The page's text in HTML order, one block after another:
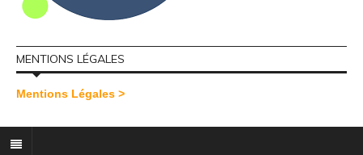
MENTIONS LÉGALES
Mentions Légales >